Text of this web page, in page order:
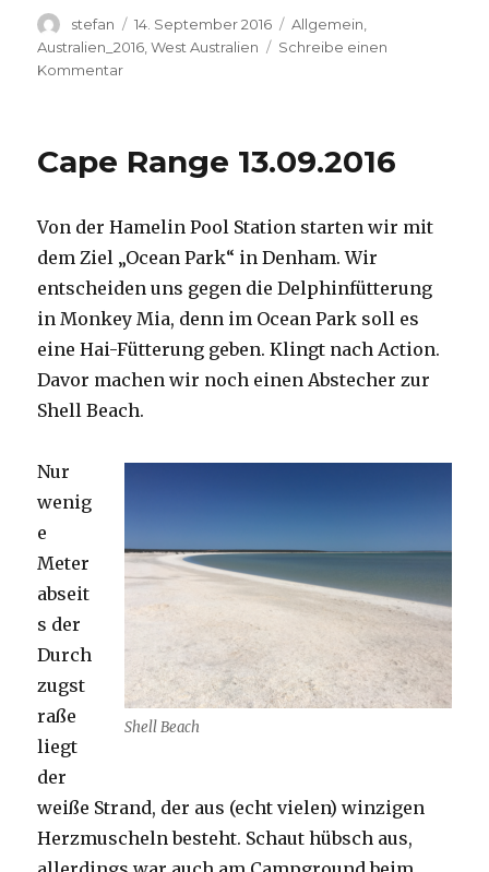
Autor
stefan
Veröffentlicht
am
14. September 2016 Kategorien
Allgemein
Australien_2016 ,West Australien
Schreibe einen
Kommentarzu
Cape Range 13.09.2016
Von der Hamelin Pool Station starten wir mit
dem Ziel „Ocean Park“ in Denham. Wir
entscheiden uns gegen die Delphinfütterung
in Monkey Mia, denn im Ocean Park soll es
eine Hai-Fütterung geben. Klingt nach Action.
Davor machen wir noch einen Abstecher zur
Shell Beach.
Shell Beach
Nur
wenig
e
Meter
abseit
s der
Durch
zugst
raße
liegt
der
weiße Strand, der aus (echt vielen) winzigen
Herzmuscheln besteht. Schaut hübsch aus,